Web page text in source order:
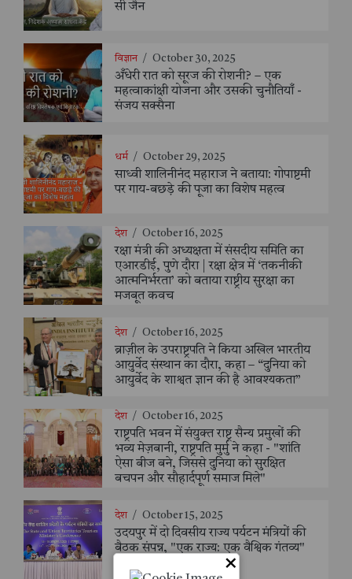
सी जैन
विज्ञान / October 30, 2025
अँधेरी रात को सूरज की रोशनी? – एक
महत्वाकांक्षी योजना और उसकी चुनौतियाँ -
संजय सक्सैना
धर्म / October 29, 2025
साध्वी शालिनीनंद महाराज ने बताया: गोपाष्टमी
पर गाय-बछड़े की पूजा का विशेष महत्व
देश / October 16, 2025
रक्षा मंत्री की अध्यक्षता में संसदीय समिति का
एआरडीई, पुणे दौरा | रक्षा क्षेत्र में ‘तकनीकी
आत्मनिर्भरता’ को बताया राष्ट्रीय सुरक्षा का
मजबूत कवच
देश / October 16, 2025
ब्राज़ील के उपराष्ट्रपति ने किया अखिल भारतीय
आयुर्वेद संस्थान का दौरा, कहा – “दुनिया को
आयुर्वेद के शाश्वत ज्ञान की है आवश्यकता”
देश / October 16, 2025
राष्ट्रपति भवन में संयुक्त राष्ट्र सैन्य प्रमुखों की
भव्य मेज़बानी, राष्ट्रपति मुर्मु ने कहा - "शांति
ऐसा बीज बने, जिससे दुनिया को सुरक्षित
बचपन और सौहार्दपूर्ण समाज मिले"
देश / October 15, 2025
उदयपुर में दो दिवसीय राज्य पर्यटन मंत्रियों की
बैठक संपन्न, "एक राज्य: एक वैश्विक गंतव्य"
दृष्टिकोण को मिली नई दिशा
×